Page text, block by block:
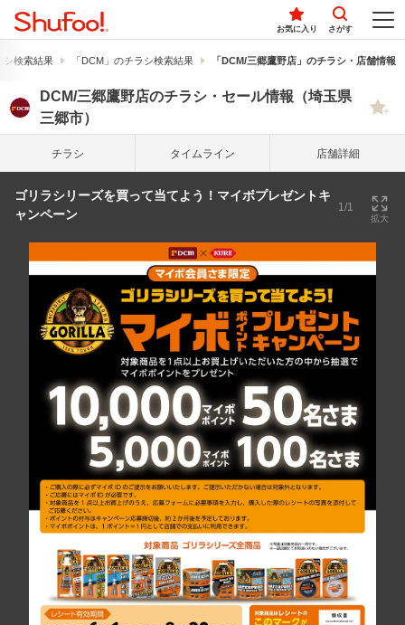
お気に入り さがす
シ検索結果 「DCM」のチラシ検索結果 「DCM/三郷鷹野店」のチラシ・店舗情報
DCM/三郷鷹野店のチラシ・セール情報（埼玉県
三郷市）
チラシ タイム ライン 店舗詳細
ゴリラシリーズを買って当てよう！マイボプレゼントキ
ャンペーン
1/1
拡大